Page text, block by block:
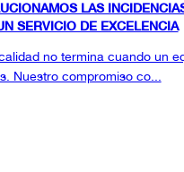
LAS
SERVICIO DE EXCELENCIA
no termina cuando un
Nuestro compromiso co...